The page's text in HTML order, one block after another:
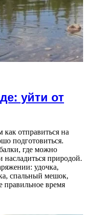
уйти от
отправиться на
подготовиться.
где можно
насладиться природой.
удочка,
спальный мешок,
время